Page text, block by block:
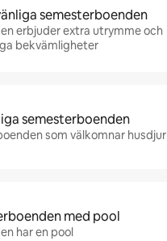
semesterboenden
erbjuder extra utrymme och
bekvämligheter
semesterboenden
som välkomnar husdjur
med pool
har en pool